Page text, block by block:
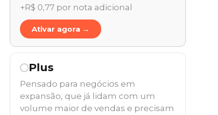
+R$ 0,77 por nota adicional
Ativar agora →
Plus
Pensado para negócios em
expansão, que já lidam com um
volume maior de vendas e precisam